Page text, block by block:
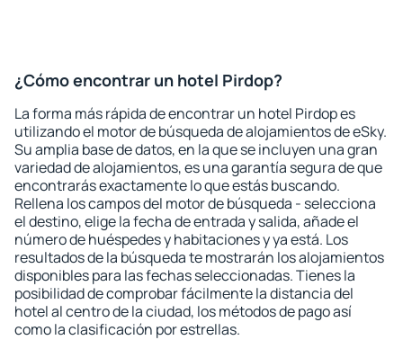
¿Cómo encontrar un hotel Pirdop?
La forma más rápida de encontrar un hotel Pirdop es
utilizando el motor de búsqueda de alojamientos de eSky.
Su amplia base de datos, en la que se incluyen una gran
variedad de alojamientos, es una garantía segura de que
encontrarás exactamente lo que estás buscando.
Rellena los campos del motor de búsqueda - selecciona
el destino, elige la fecha de entrada y salida, añade el
número de huéspedes y habitaciones y ya está. Los
resultados de la búsqueda te mostrarán los alojamientos
disponibles para las fechas seleccionadas. Tienes la
posibilidad de comprobar fácilmente la distancia del
hotel al centro de la ciudad, los métodos de pago así
como la clasificación por estrellas.